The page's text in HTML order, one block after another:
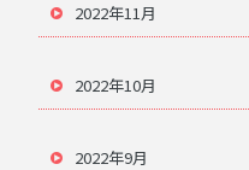
2022年11月
2022年10月
2022年9月